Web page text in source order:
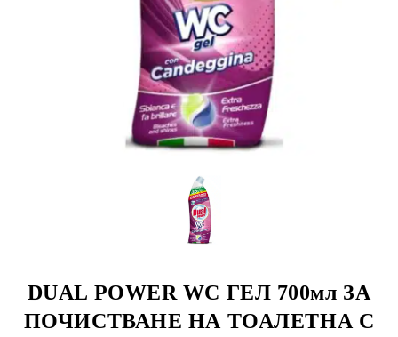
DUAL POWER WC ГЕЛ 700мл ЗА
ПОЧИСТВАНЕ НА ТОАЛЕТНА С